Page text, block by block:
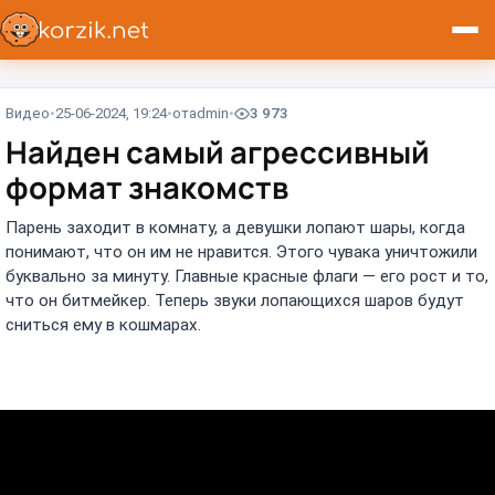
Видео 25-06-2024, 19:24 отadmin 3 973
Найден самый агрессивный
формат знакомств
Парень заходит в комнату, а девушки лопают шары, когда
понимают, что он им не нравится. Этого чувака уничтожили
буквально за минуту. Главные красные флаги — его рост и то,
что он битмейкер. Теперь звуки лопающихся шаров будут
сниться ему в кошмарах.